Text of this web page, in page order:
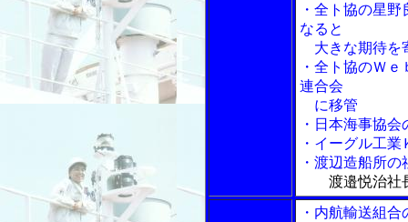
・全ト協の星
なると
大きな期待を
・全ト協のＷ
連合会
に移管
・日本海事協
・イーグル工
・渡辺造船所
渡邉悦治社
・内航輸送組